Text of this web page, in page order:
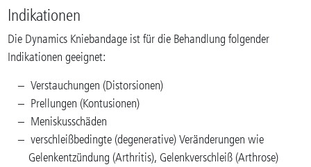
Indikationen
Die Dynamics Kniebandage ist für die Behandlung folgender
Indikationen geeignet:
Verstauchungen (Distorsionen)
Prellungen (Kontusionen)
Meniskusschäden
verschleißbedingte (degenerative) Veränderungen wie
Gelenkentzündung (Arthritis), Gelenkverschleiß (Arthrose)